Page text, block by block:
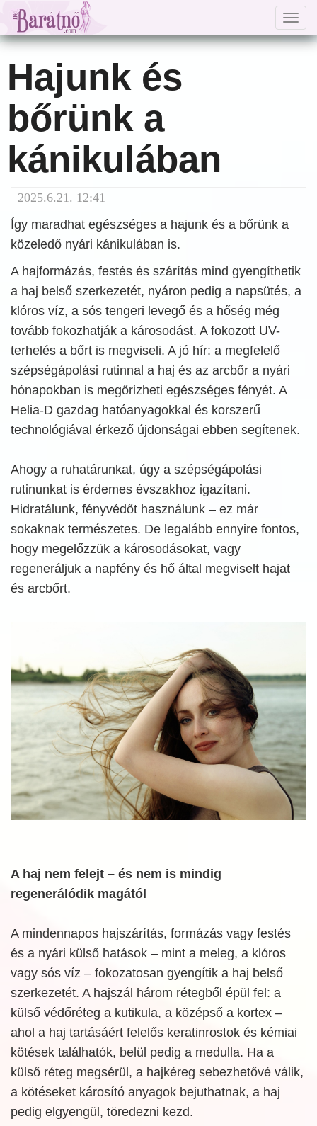
Hajunk és
bőrünk a
kánikulában
2025.6.21. 12:41
Így maradhat egészséges a hajunk és a bőrünk a
közeledő nyári kánikulában is.
A hajformázás, festés és szárítás mind gyengíthetik
a haj belső szerkezetét, nyáron pedig a napsütés, a
klóros víz, a sós tengeri levegő és a hőség még
tovább fokozhatják a károsodást. A fokozott UV-
terhelés a bőrt is megviseli. A jó hír: a megfelelő
szépségápolási rutinnal a haj és az arcbőr a nyári
hónapokban is megőrizheti egészséges fényét. A
Helia-D gazdag hatóanyagokkal és korszerű
technológiával érkező újdonságai ebben segítenek.
Ahogy a ruhatárunkat, úgy a szépségápolási
rutinunkat is érdemes évszakhoz igazítani.
Hidratálunk, fényvédőt használunk – ez már
sokaknak természetes. De legalább ennyire fontos,
hogy megelőzzük a károsodásokat, vagy
regeneráljuk a napfény és hő által megviselt hajat
és arcbőrt.
A haj nem felejt – és nem is mindig
regenerálódik magától
A mindennapos hajszárítás, formázás vagy festés
és a nyári külső hatások – mint a meleg, a klóros
vagy sós víz – fokozatosan gyengítik a haj belső
szerkezetét. A hajszál három rétegből épül fel: a
külső védőréteg a kutikula, a középső a kortex –
ahol a haj tartásáért felelős keratinrostok és kémiai
kötések találhatók, belül pedig a medulla. Ha a
külső réteg megsérül, a hajkéreg sebezhetővé válik,
a kötéseket károsító anyagok bejuthatnak, a haj
pedig elgyengül, töredezni kezd.